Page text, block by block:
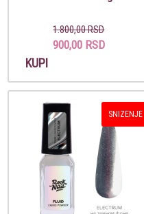
1.800,00 RSD
900,00 RSD
KUPI
SNIZENJE